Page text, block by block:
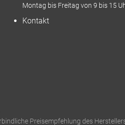
Montag bis Freitag von 9 bis 15
Kontakt
Preisempfehlung des